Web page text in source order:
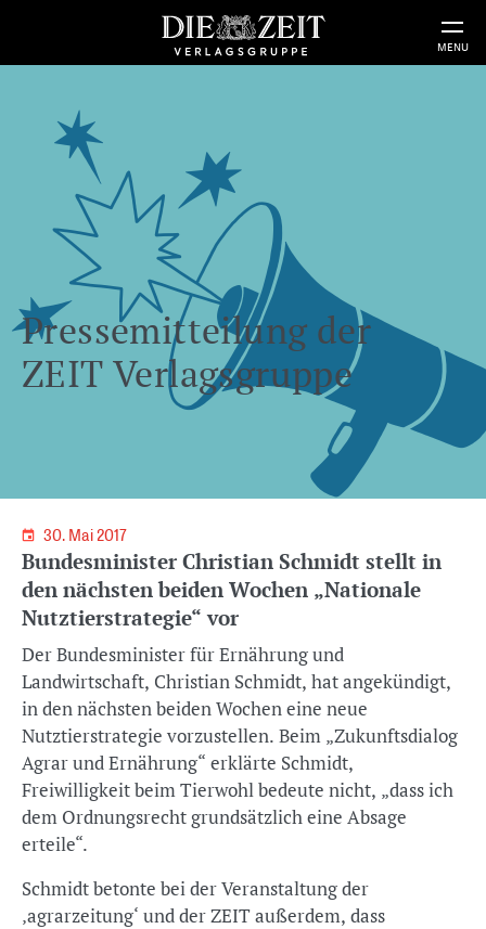
MENU
Pressemitteilung der
ZEIT Verlagsgruppe
30. Mai 2017
Bundesminister Christian Schmidt stellt in
den nächsten beiden Wochen „Nationale
Nutztierstrategie“ vor
Der Bundesminister für Ernährung und
Landwirtschaft, Christian Schmidt, hat angekündigt,
in den nächsten beiden Wochen eine neue
Nutztierstrategie vorzustellen. Beim „Zukunftsdialog
Agrar und Ernährung“ erklärte Schmidt,
Freiwilligkeit beim Tierwohl bedeute nicht, „dass ich
dem Ordnungsrecht grundsätzlich eine Absage
erteile“.
Schmidt betonte bei der Veranstaltung der
‚agrarzeitung‘ und der ZEIT außerdem, dass